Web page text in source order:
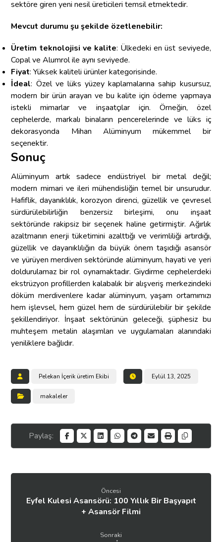
sektöre giren yeni nesil üreticileri temsil etmektedir.
Mevcut durumu şu şekilde özetlenebilir:
Üretim teknolojisi ve kalite: Ülkedeki en üst seviyede,
Copal ve Alumrol ile aynı seviyede.
Fiyat: Yüksek kaliteli ürünler kategorisinde.
İdeal: Özel ve lüks yüzey kaplamalarına sahip kusursuz,
modern bir ürün arayan ve bu kalite için ödeme yapmaya
istekli mimarlar ve inşaatçılar için. Örneğin, özel
cephelerde, markalı binaların pencerelerinde ve lüks iç
dekorasyonda Mihan Alüminyum mükemmel bir
seçenektir.
Sonuç
Alüminyum artık sadece endüstriyel bir metal değil;
modern mimari ve ileri mühendisliğin temel bir unsurudur.
Hafiflik, dayanıklılık, korozyon direnci, güzellik ve çevresel
sürdürülebilirliğin benzersiz birleşimi, onu inşaat
sektöründe rakipsiz bir seçenek haline getirmiştir. Ağırlık
azaltmanın enerji tüketimini azalttığı ve verimliliği artırdığı,
güzellik ve dayanıklılığın da büyük önem taşıdığı asansör
ve yürüyen merdiven sektöründe alüminyum, hayati ve yeri
doldurulamaz bir rol oynamaktadır. Giydirme cephelerdeki
ekstrüzyon profillerden kalabalık bir alışveriş merkezindeki
döküm merdivenlere kadar alüminyum, yaşam ortamımızı
hem işlevsel, hem güzel hem de sürdürülebilir bir şekilde
şekillendiriyor. İnşaat sektörünün geleceği, şüphesiz bu
muhteşem metalin alaşımları ve uygulamaları alanındaki
yeniliklere bağlıdır.
Pelekan İçerik üretim Ekibi Eylül 13, 2025
makaleler
Öncesi
Eyfel Kulesi Asansörü: 100 Yıllık Bir Başyapıt
+ Asansör Filmi
Sonraki